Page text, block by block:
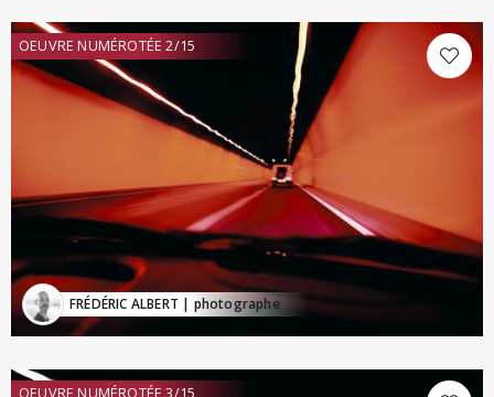
OEUVRE NUMÉROTÉE 2/15
FRÉDÉRIC ALBERT | photographe
OEUVRE NUMÉROTÉE 3/15